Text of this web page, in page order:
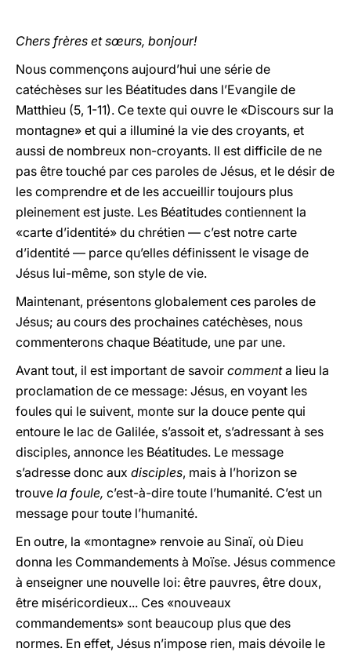
Chers frères et sœurs, bonjour!
Nous commençons aujourd’hui une série de
catéchèses sur les Béatitudes dans l’Evangile de
Matthieu (5, 1-11). Ce texte qui ouvre le «Discours sur la
montagne» et qui a illuminé la vie des croyants, et
aussi de nombreux non-croyants. Il est difficile de ne
pas être touché par ces paroles de Jésus, et le désir de
les comprendre et de les accueillir toujours plus
pleinement est juste. Les Béatitudes contiennent la
«carte d’identité» du chrétien — c’est notre carte
d’identité — parce qu’elles définissent le visage de
Jésus lui-même, son style de vie.
Maintenant, présentons globalement ces paroles de
Jésus; au cours des prochaines catéchèses, nous
commenterons chaque Béatitude, une par une.
Avant tout, il est important de savoir commenta lieu la
proclamation de ce message: Jésus, en voyant les
foules qui le suivent, monte sur la douce pente qui
entoure le lac de Galilée, s’assoit et, s’adressant à ses
disciples, annonce les Béatitudes. Le message
s’adresse donc aux disciples, mais à l’horizon se
trouve la foule, c’est-à-dire toute l’humanité. C’est un
message pour toute l’humanité.
En outre, la «montagne» renvoie au Sinaï, où Dieu
donna les Commandements à Moïse. Jésus commence
à enseigner une nouvelle loi: être pauvres, être doux,
être miséricordieux... Ces «nouveaux
commandements» sont beaucoup plus que des
normes. En effet, Jésus n’impose rien, mais dévoile le